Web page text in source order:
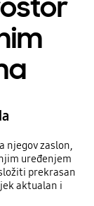
njegov zaslon,
uređenjem
prekrasan
aktualan i